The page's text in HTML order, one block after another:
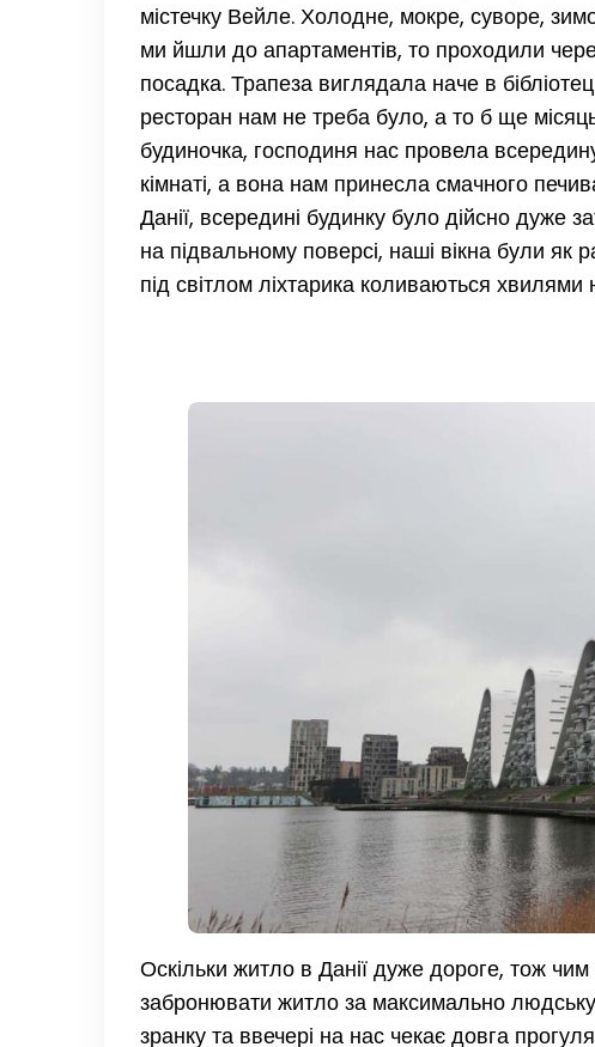
містечку Вейле. Холодне, мокре, суворе,
ми йшли до апартаментів, то проходили
посадка. Трапеза виглядала наче в
ресторан нам не треба було, а то б ще
будиночка, господиня нас провела
кімнаті, а вона нам принесла смачного
Данії, всередині будинку було дійсно дуже
на підвальному поверсі, наші вікна були
під світлом ліхтарика коливаються
Оскільки житло в Данії дуже дороге, тож
забронювати житло за максимально
зранку та ввечері на нас чекає довга